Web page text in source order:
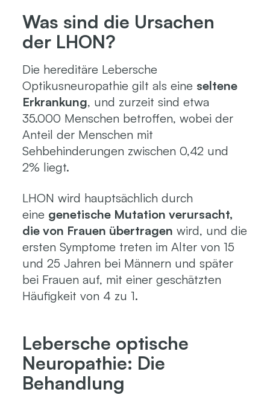
Was sind die Ursachen
der LHON?
Die hereditäre Lebersche
Optikusneuropathie gilt als eine seltene
Erkrankung, und zurzeit sind etwa
35.000 Menschen betroffen, wobei der
Anteil der Menschen mit
Sehbehinderungen zwischen 0,42 und
2% liegt.
LHON wird hauptsächlich durch
eine genetische Mutation verursacht,
die von Frauen übertragen wird, und die
ersten Symptome treten im Alter von 15
und 25 Jahren bei Männern und später
bei Frauen auf, mit einer geschätzten
Häufigkeit von 4 zu 1.
Lebersche optische
Neuropathie: Die
Behandlung